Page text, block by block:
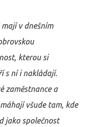
v dnešním
kterou si
s ní i nakládají.
zaměstnance a
všude tam, kde
jako společnost